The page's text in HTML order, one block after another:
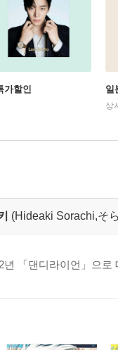
가할인 일
상
(Hideaki Sorachi,そ
년 「댄디라이언」으